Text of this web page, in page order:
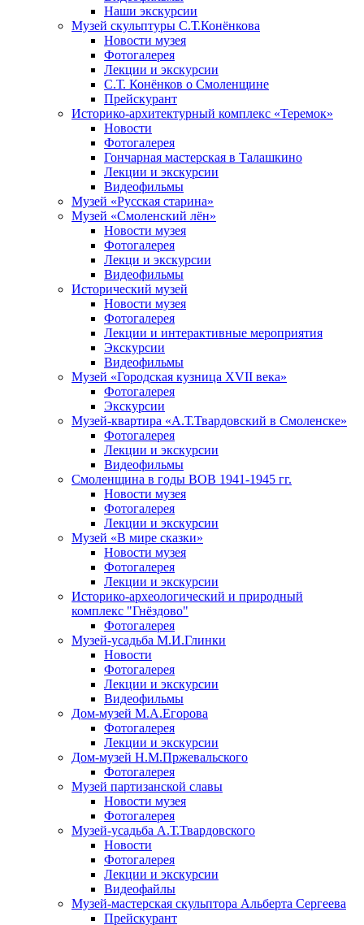
Наши экскурсии
Музей скульптуры С.Т.Конёнкова
Новости музея
Фотогалерея
Лекции и экскурсии
С.Т. Конёнков о Смоленщине
Прейскурант
Историко-архитектурный комплекс «Теремок»
Новости
Фотогалерея
Гончарная мастерская в Талашкино
Лекции и экскурсии
Видеофильмы
Музей «Русская старина»
Музей «Смоленский лён»
Новости музея
Фотогалерея
Лекци и экскурсии
Видеофильмы
Исторический музей
Новости музея
Фотогалерея
Лекции и интерактивные мероприятия
Экскурсии
Видеофильмы
Музей «Городская кузница XVII века»
Фотогалерея
Экскурсии
Музей-квартира «А.Т.Твардовский в Смоленске»
Фотогалерея
Лекции и экскурсии
Видеофильмы
Смоленщина в годы ВОВ 1941-1945 гг.
Новости музея
Фотогалерея
Лекции и экскурсии
Музей «В мире сказки»
Новости музея
Фотогалерея
Лекции и экскурсии
Историко-археологический и природный
комплекс "Гнёздово"
Фотогалерея
Музей-усадьба М.И.Глинки
Новости
Фотогалерея
Лекции и экскурсии
Видеофильмы
Дом-музей М.А.Егорова
Фотогалерея
Лекции и экскурсии
Дом-музей Н.М.Пржевальского
Фотогалерея
Музей партизанской славы
Новости музея
Фотогалерея
Музей-усадьба А.Т.Твардовского
Новости
Фотогалерея
Лекции и экскурсии
Видеофайлы
Музей-мастерская скульптора Альберта Сергеева
Прейскурант